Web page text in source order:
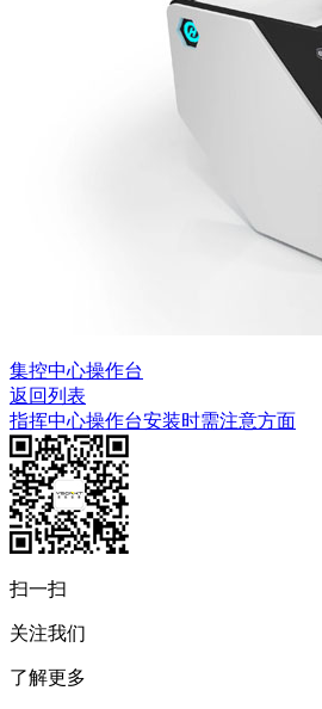
集控中心操作台
返回列表
指挥中心操作台安装时需注意方面
扫一扫
关注我们
了解更多